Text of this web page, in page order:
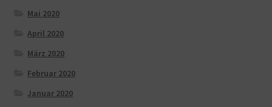
Mai 2020
April 2020
März 2020
Februar 2020
Januar 2020